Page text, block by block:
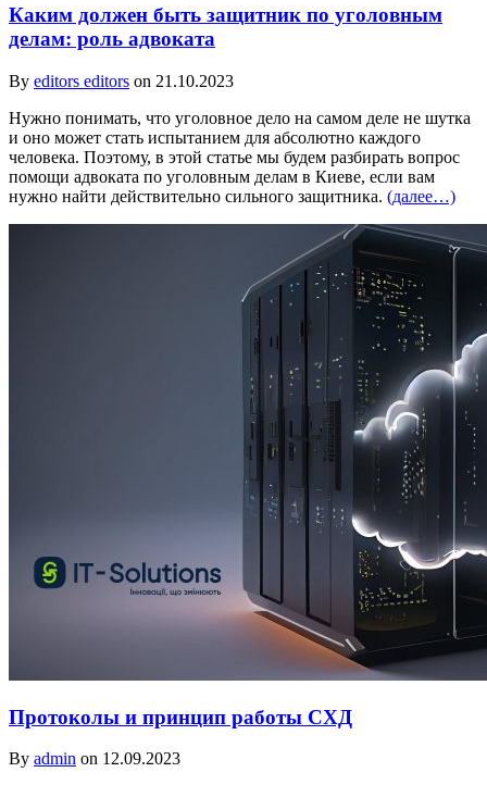
Каким должен быть защитник по уголовным
делам: роль адвоката
By editors editors on 21.10.2023
Нужно понимать, что уголовное дело на самом деле не шутка
и оно может стать испытанием для абсолютно каждого
человека. Поэтому, в этой статье мы будем разбирать вопрос
помощи адвоката по уголовным делам в Киеве, если вам
нужно найти действительно сильного защитника. (далее…)
Протоколы и принцип работы СХД
By admin on 12.09.2023